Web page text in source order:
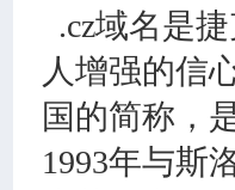
.cz域名是
人增强的信
国的简称，
1993年与斯